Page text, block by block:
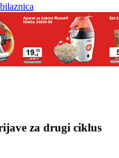
za drugi ciklus